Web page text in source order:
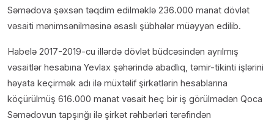
Səmədova şəxsən təqdim edilməklə 236.000 manat dövlət
vəsaiti mənimsənilməsinə əsaslı şübhələr müəyyən edilib.
Habelə 2017-2019-cu illərdə dövlət büdcəsindən ayrılmış
vəsaitlər hesabına Yevlax şəhərində abadlıq, təmir-tikinti işlərini
həyata keçirmək adı ilə müxtəlif şirkətlərin hesablarına
köçürülmüş 616.000 manat vəsait heç bir iş görülmədən Qoca
Səmədovun tapşırığı ilə şirkət rəhbərləri tərəfindən